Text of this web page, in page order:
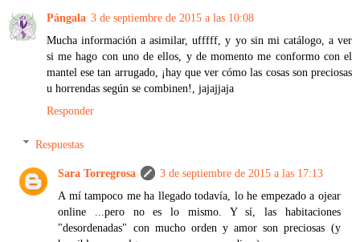
Pángala 3 de septiembre de 2015 a las 10:08
Mucha información a asimilar, ufffff, y yo sin mi catálogo, a ver
si me hago con uno de ellos, y de momento me conformo con el
mantel ese tan arrugado, ¡hay que ver cómo las cosas son preciosas
u horrendas según se combinen!, jajajjaja
Responder
Respuestas
Sara Torregrosa
3 de septiembre de 2015 a las 17:13
A mí tampoco me ha llegado todavía, lo he empezado a ojear
online ...pero no es lo mismo. Y sí, las habitaciones
"desordenadas" con mucho orden y amor son preciosas (y